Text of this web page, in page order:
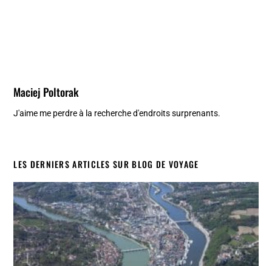
Maciej Poltorak
J'aime me perdre à la recherche d'endroits surprenants.
LES DERNIERS ARTICLES SUR BLOG DE VOYAGE